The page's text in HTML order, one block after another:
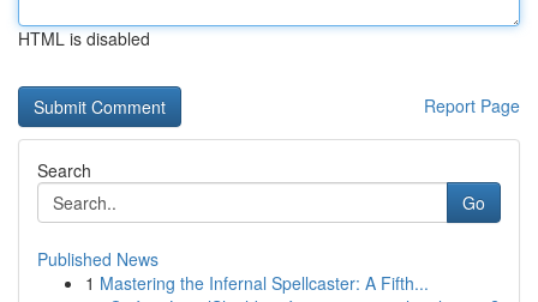
HTML is disabled
Report Page
Search
Go
Published News
1 Mastering the Infernal Spellcaster: A Fifth...